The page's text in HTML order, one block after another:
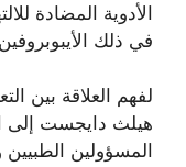
في ذلك
لفهم العلاقة بين
هيلث دايجست إلى
المسؤولين